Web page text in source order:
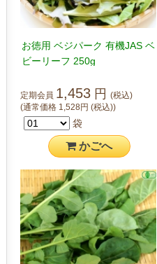
お徳用 ベジパーク 有機JAS ベ
ビーリーフ 250g
定期会員 1,453 円(税込)
(通常価格 1,528円(税込))
袋
かごへ